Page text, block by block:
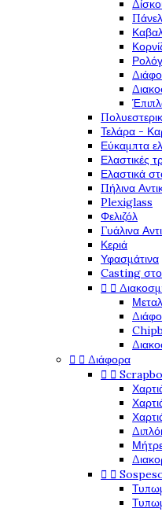
Πάνελ
Τελάρα -
Εύκαμπτα
Ελαστικές
Ελαστικά
Πήλινα
Plexiglass
Φελιζόλ
Γυάλινα
Κεριά
Υφασμάτινα
Casting
 
  Διάφορα
 
 